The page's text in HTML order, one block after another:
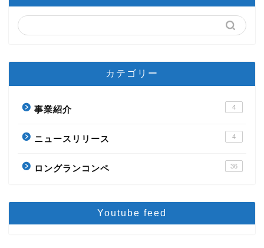
カテゴリー
事業紹介 4
ニュースリリース 4
ロングランコンペ 36
Youtube feed